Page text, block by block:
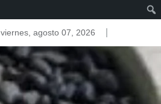
viernes, agosto 07, 2026